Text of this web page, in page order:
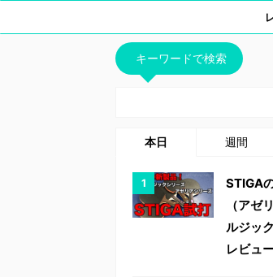
キーワードで検索
本日 週間
STIGA
（アゼ
ルジッ
レビュ